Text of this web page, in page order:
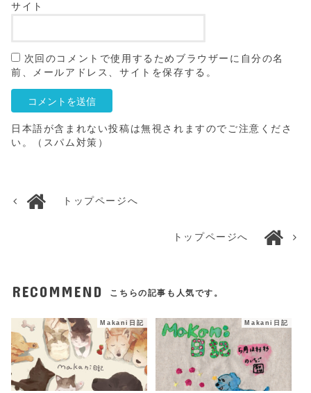
サイト
次回のコメントで使用するためブラウザーに自分の名
前、メールアドレス、サイトを保存する。
日本語が含まれない投稿は無視されますのでご注意くださ
い。（スパム対策）
トップページへ
トップページへ
RECOMMEND こちらの記事も人気です。
Makani日記 Makani日記